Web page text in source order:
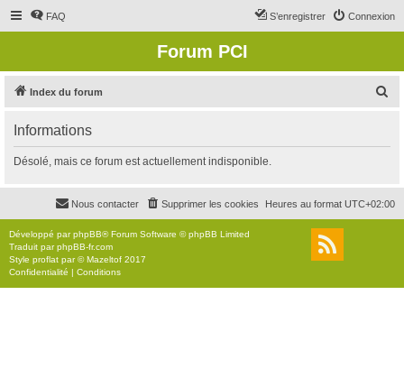
FAQ Connexion
S’enregistrer
Forum PCI
Index du forum
r
c
r
Informations
Désolé, mais ce forum est actuellement indisponible.
Heures au format UTC+02:00
Supprimer les cookies
Nous contacter
Développé parphpBB® Forum Software © phpBB Limited
Traduit parphpBB-fr.com
Style proflat par ©Mazeltof 2017
Confidentialité | Conditions